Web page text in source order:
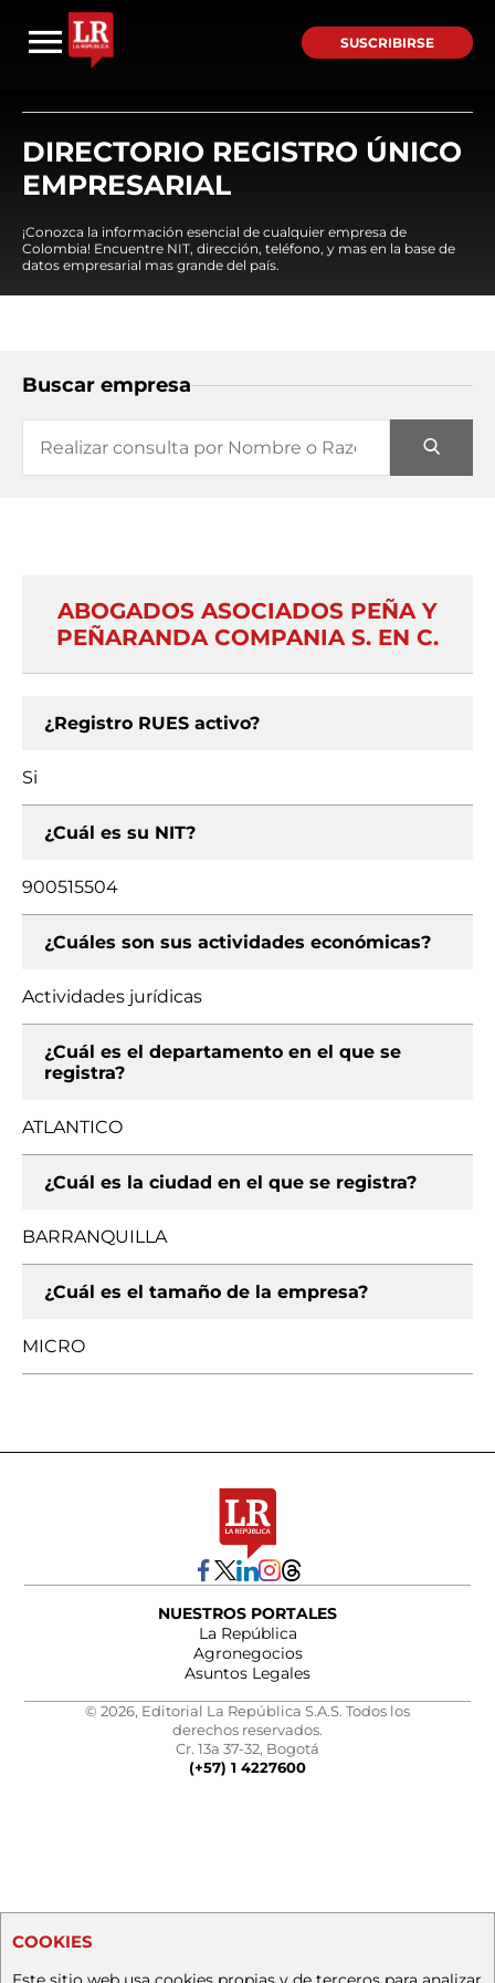
SUSCRIBIRSE
DIRECTORIO REGISTRO ÚNICO
EMPRESARIAL
¡Conozca la información esencial de cualquier empresa de
Colombia! Encuentre NIT, dirección, teléfono, y mas en la base de
datos empresarial mas grande del país.
Buscar empresa
ABOGADOS ASOCIADOS PEÑA Y
PEÑARANDA COMPANIA S. EN C.
¿Registro RUES activo?
Si
¿Cuál es su NIT?
900515504
¿Cuáles son sus actividades económicas?
Actividades jurídicas
¿Cuál es el departamento en el que se
registra?
ATLANTICO
¿Cuál es la ciudad en el que se registra?
BARRANQUILLA
¿Cuál es el tamaño de la empresa?
MICRO
NUESTROS PORTALES
La República
Agronegocios
Asuntos Legales
© 2026, Editorial La República S.A.S. Todos los
derechos reservados.
Cr. 13a 37-32, Bogotá
(+57) 1 4227600
COOKIES